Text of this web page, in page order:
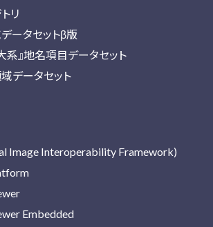
リ
ータセットβ版
系』地名項目データセット
データセット
Image Interoperability Framework)
Embedded